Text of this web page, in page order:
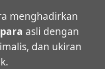
menghadirkan
asli dengan
dan ukiran